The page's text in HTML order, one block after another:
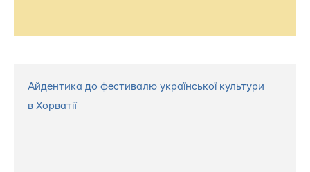
Айдентика до фестивалю української культури
в Хорватії